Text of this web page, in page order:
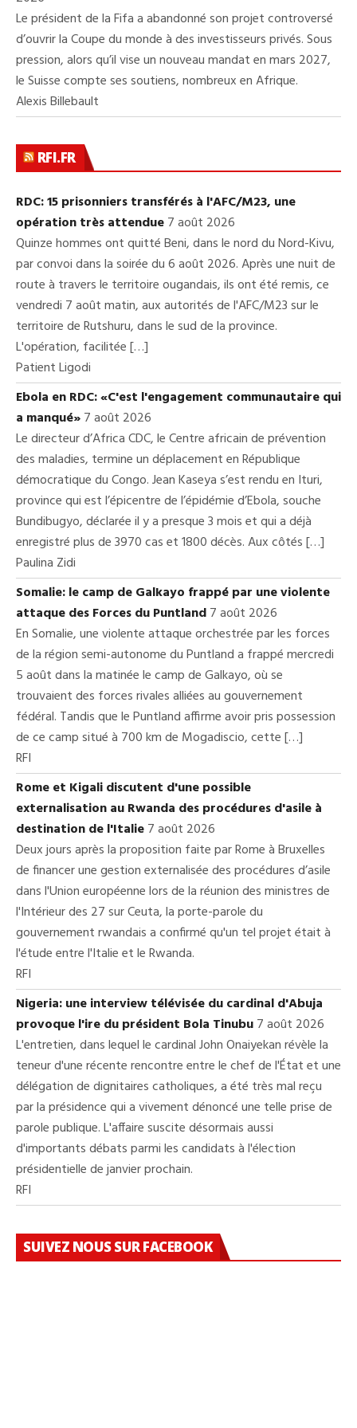
Le président de la Fifa a abandonné son projet controversé
d’ouvrir la Coupe du monde à des investisseurs privés. Sous
pression, alors qu’il vise un nouveau mandat en mars 2027,
le Suisse compte ses soutiens, nombreux en Afrique.
Alexis Billebault
RFI.FR
RDC: 15 prisonniers transférés à l'AFC/M23, une
opération très attendue7 août 2026
Quinze hommes ont quitté Beni, dans le nord du Nord-Kivu,
par convoi dans la soirée du 6 août 2026. Après une nuit de
route à travers le territoire ougandais, ils ont été remis, ce
vendredi 7 août matin, aux autorités de l'AFC/M23 sur le
territoire de Rutshuru, dans le sud de la province.
L'opération, facilitée […]
Patient Ligodi
Ebola en RDC: «C'est l'engagement communautaire qui
a manqué»7 août 2026
Le directeur d’Africa CDC, le Centre africain de prévention
des maladies, termine un déplacement en République
démocratique du Congo. Jean Kaseya s’est rendu en Ituri,
province qui est l’épicentre de l’épidémie d’Ebola, souche
Bundibugyo, déclarée il y a presque 3 mois et qui a déjà
enregistré plus de 3970 cas et 1800 décès. Aux côtés […]
Paulina Zidi
Somalie: le camp de Galkayo frappé par une violente
attaque des Forces du Puntland7 août 2026
En Somalie, une violente attaque orchestrée par les forces
de la région semi-autonome du Puntland a frappé mercredi
5 août dans la matinée le camp de Galkayo, où se
trouvaient des forces rivales alliées au gouvernement
fédéral. Tandis que le Puntland affirme avoir pris possession
de ce camp situé à 700 km de Mogadiscio, cette […]
RFI
Rome et Kigali discutent d'une possible
externalisation au Rwanda des procédures d'asile à
destination de l'Italie7 août 2026
Deux jours après la proposition faite par Rome à Bruxelles
de financer une gestion externalisée des procédures d’asile
dans l'Union européenne lors de la réunion des ministres de
l'Intérieur des 27 sur Ceuta, la porte-parole du
gouvernement rwandais a confirmé qu'un tel projet était à
l'étude entre l'Italie et le Rwanda.
RFI
Nigeria: une interview télévisée du cardinal d'Abuja
provoque l'ire du président Bola Tinubu7 août 2026
L'entretien, dans lequel le cardinal John Onaiyekan révèle la
teneur d'une récente rencontre entre le chef de l'État et une
délégation de dignitaires catholiques, a été très mal reçu
par la présidence qui a vivement dénoncé une telle prise de
parole publique. L'affaire suscite désormais aussi
d'importants débats parmi les candidats à l'élection
présidentielle de janvier prochain.
RFI
SUIVEZ NOUS SUR FACEBOOK